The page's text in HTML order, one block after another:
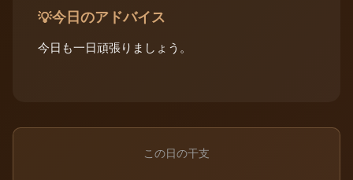
💡今日のアドバイス
今日も一日頑張りましょう。
この日の干支